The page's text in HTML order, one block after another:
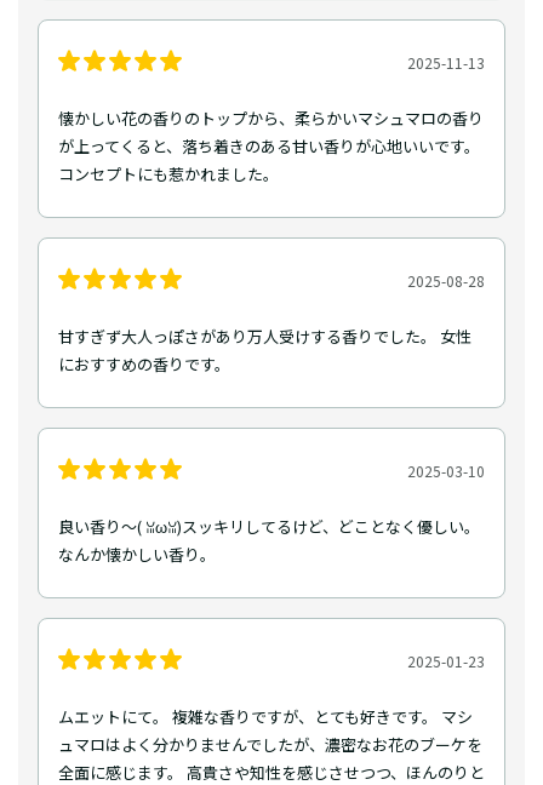
2025-11-13
懐かしい花の香りのトップから、柔らかいマシュマロの香り
が上ってくると、落ち着きのある甘い香りが心地いいです。
コンセプトにも惹かれました。
2025-08-28
甘すぎず大人っぽさがあり万人受けする香りでした。 女性
におすすめの香りです。
2025-03-10
良い香り〜(⁠ ⁠ꈍ⁠ωꈍ⁠)スッキリしてるけど、どことなく優しい。
なんか懐かしい香り。
2025-01-23
ムエットにて。 複雑な香りですが、とても好きです。 マシ
ュマロはよく分かりませんでしたが、濃密なお花のブーケを
全面に感じます。 高貴さや知性を感じさせつつ、ほんのりと